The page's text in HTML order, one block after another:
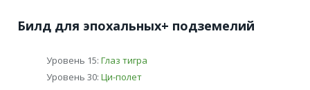
Билд для эпохальных+ подземелий
Уровень 15: Глаз тигра
Уровень 30: Ци-полет